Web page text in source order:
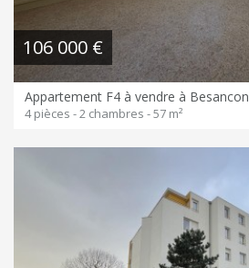
106 000 €
Appartement F4 à vendre à Besancon
4 pièces - 2 chambres - 57 m²